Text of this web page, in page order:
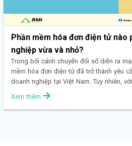
Phần mềm hóa đơn điện tử nào
nghiệp vừa và nhỏ?
Trong bối cảnh chuyển đổi số diễn ra
mềm hóa đơn điện tử đã trở thành yêu
doanh nghiệp tại Việt Nam. Tuy nhiên,
Xem thêm